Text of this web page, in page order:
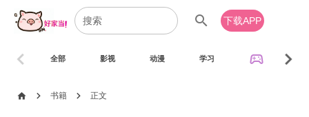
search 下载APP
全部 影视 动漫 学习 sports_esports
chevron_left chevron_right
home chevron_right 书籍 chevron_right 正文